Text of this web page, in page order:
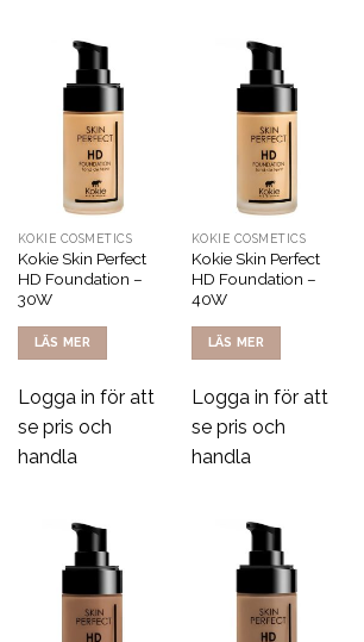
KOKIE COSMETICS
Kokie Skin Perfect
HD Foundation –
30W
LÄS MER
Logga in för att
se pris och
handla
KOKIE COSMETICS
Kokie Skin Perfect
HD Foundation –
40W
LÄS MER
Logga in för att
se pris och
handla